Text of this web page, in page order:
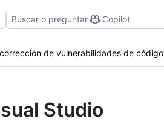
Buscar o preguntar Copilot
de vulnerabilidades de código
Studio